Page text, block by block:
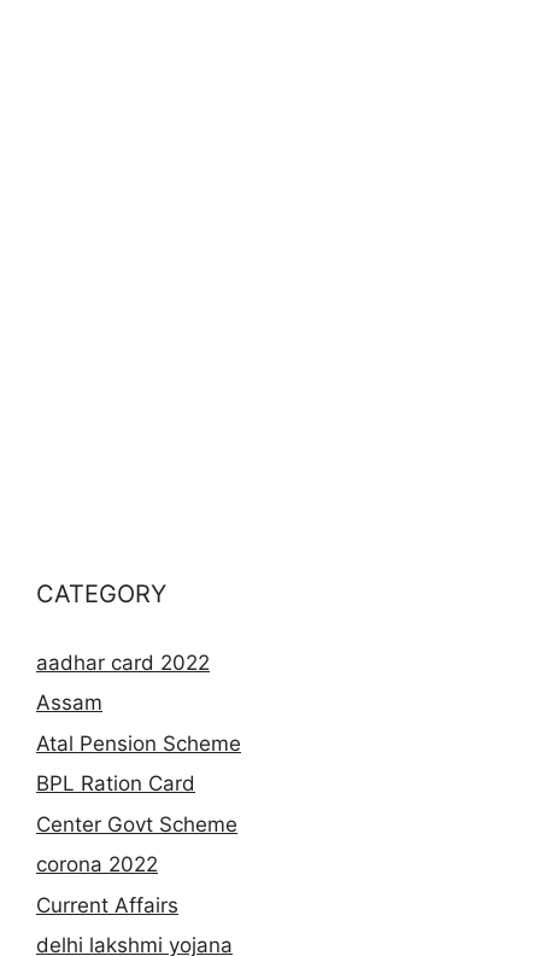
CATEGORY
aadhar card 2022
Assam
Atal Pension Scheme
BPL Ration Card
Center Govt Scheme
corona 2022
Current Affairs
delhi lakshmi yojana